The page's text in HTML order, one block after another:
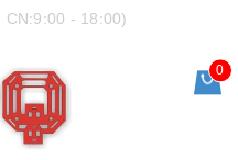
CN:9:00 - 18:00)
0